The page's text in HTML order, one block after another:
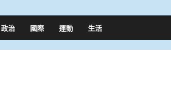
政治 國際 運動 生活